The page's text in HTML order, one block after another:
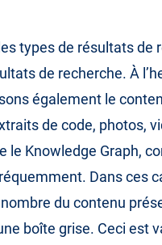
types de résultats de
de recherche. À
également le
de code, photos,
le Knowledge Graph,
Dans ces
du contenu
boîte grise. Ceci est